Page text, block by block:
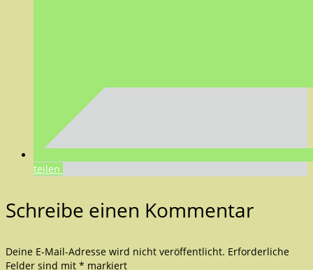
teilen
Schreibe einen Kommentar
Deine E-Mail-Adresse wird nicht veröffentlicht. Erforderliche
Felder sind mit * markiert